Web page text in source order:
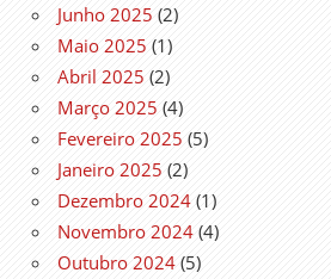
Junho 2025 (2)
Maio 2025 (1)
Abril 2025 (2)
Março 2025 (4)
Fevereiro 2025 (5)
Janeiro 2025 (2)
Dezembro 2024 (1)
Novembro 2024 (4)
Outubro 2024 (5)